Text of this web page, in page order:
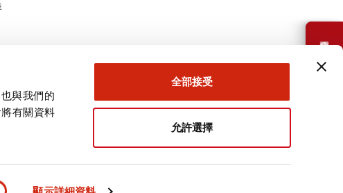
與我們的
有關資料
全部接受
允許選擇
需要幫助嗎？
台灣